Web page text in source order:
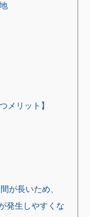
メリット】
が長いため、
発生しやすくな